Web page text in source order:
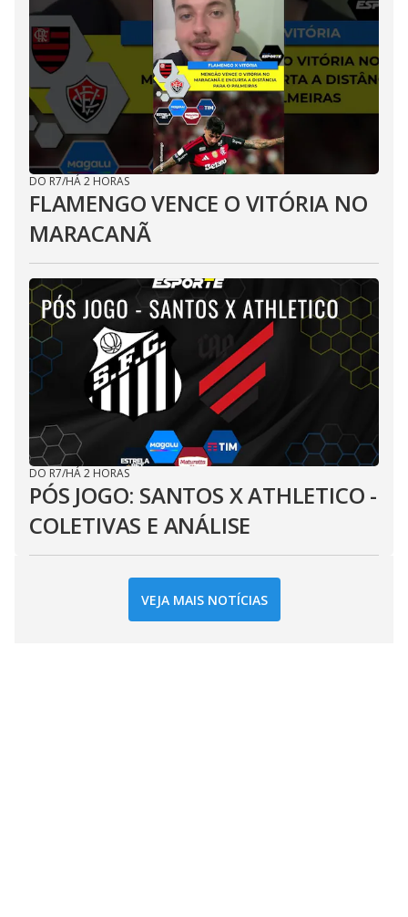
DO R7/HÁ 2 HORAS
FLAMENGO VENCE O VITÓRIA NO
MARACANÃ
DO R7/HÁ 2 HORAS
PÓS JOGO: SANTOS X ATHLETICO -
COLETIVAS E ANÁLISE
VEJA MAIS NOTÍCIAS